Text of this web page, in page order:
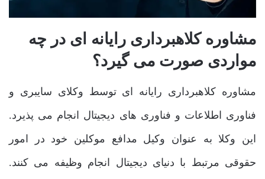
مشاوره کلاهبرداری رایانه ای در چه
مواردی صورت می گیرد؟
مشاوره کلاهبرداری رایانه ای توسط وکلای سایبری و
فناوری اطلاعات و فناوری های دیجیتال انجام می پذیرد.
این وکلا به عنوان وکیل مدافع موکلین خود در امور
حقوقی مرتبط با دنیای دیجیتال انجام وظیفه می کنند.